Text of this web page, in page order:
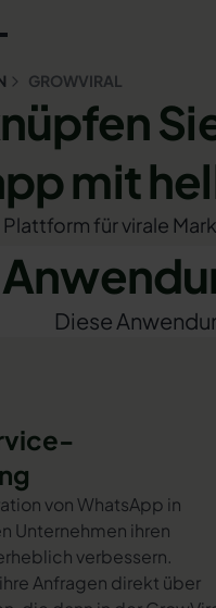
GROWVIRAL
mit
für virale
Diese
von WhatsApp in
Unternehmen ihren
verbessern.
Anfragen direkt über